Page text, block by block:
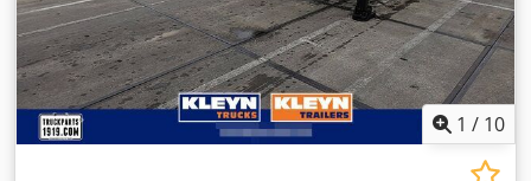
1 / 10